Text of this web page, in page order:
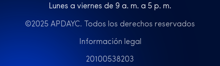
Lunes a viernes de 9 a. m. a 5 p. m.
©2025 APDAYC. Todos los derechos reservados
Información legal
20100538203